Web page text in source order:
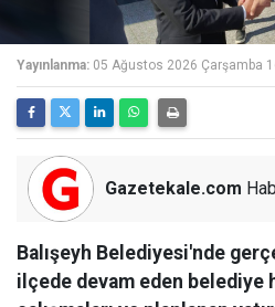
Yayınlanma: 05 Ağustos 2026 Çarşamba
Gazetekale.com
Balışeyh Belediyesi'nde
ilçede devam eden belediye